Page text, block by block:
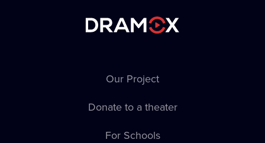
Our Project
Donate to a theater
For Schools